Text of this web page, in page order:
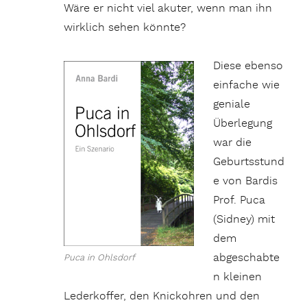
Wäre er nicht viel akuter, wenn man ihn
wirklich sehen könnte?
Puca in Ohlsdorf
Diese ebenso
einfache wie
geniale
Überlegung
war die
Geburtsstund
e von Bardis
Prof. Puca
(Sidney) mit
dem
abgeschabte
n kleinen
Lederkoffer, den Knickohren und den